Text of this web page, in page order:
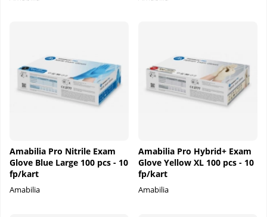
Amabilia Pro Nitrile Exam
Glove Blue Large 100 pcs - 10
fp/kart
Amabilia
Amabilia Pro Hybrid+ Exam
Glove Yellow XL 100 pcs - 10
fp/kart
Amabilia